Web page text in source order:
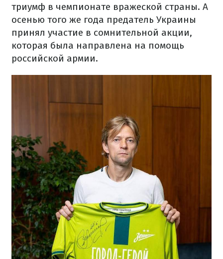
триумф в чемпионате вражеской страны. А
осенью того же года предатель Украины
принял участие в сомнительной акции,
которая была направлена на помощь
российской армии.